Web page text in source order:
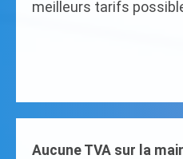
meilleurs tarifs
Aucune TVA sur la